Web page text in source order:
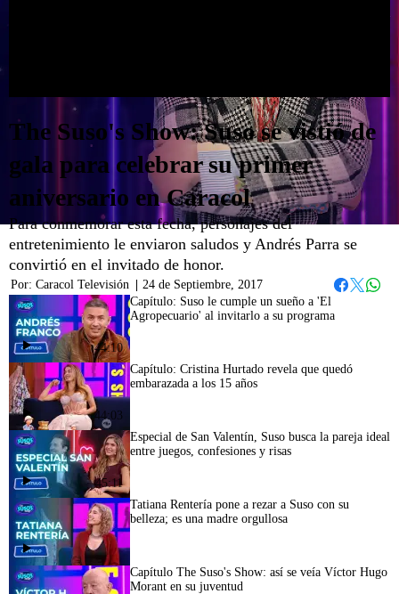
The Suso's Show: Suso se vistió de
gala para celebrar su primer
aniversario en Caracol
Para conmemorar esta fecha, personajes del
entretenimiento le enviaron saludos y Andrés Parra se
convirtió en el invitado de honor.
Por: Caracol Televisión
24 de Septiembre, 2017
44:10
Capítulo: Suso le cumple un sueño a 'El
Agropecuario' al invitarlo a su programa
44:03
Capítulo: Cristina Hurtado revela que quedó
embarazada a los 15 años
45:11
Especial de San Valentín, Suso busca la pareja ideal
entre juegos, confesiones y risas
Tatiana Rentería pone a rezar a Suso con su
belleza; es una madre orgullosa
Capítulo The Suso's Show: así se veía Víctor Hugo
Morant en su juventud